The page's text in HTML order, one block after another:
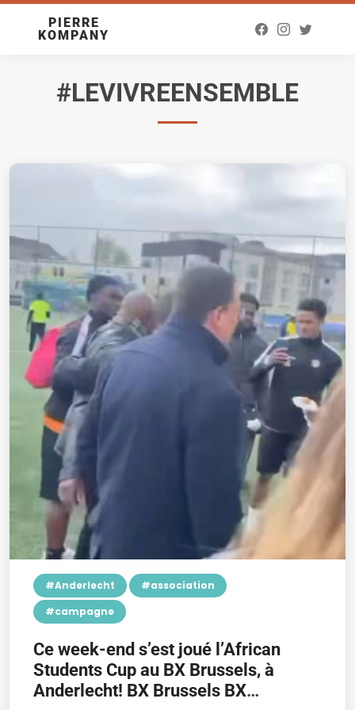
PIERRE
KOMPANY
#LEVIVREENSEMBLE
#Anderlecht
#association
#campagne
Ce week-end s’est joué l’African
Students Cup au BX Brussels, à
Anderlecht! BX Brussels BX